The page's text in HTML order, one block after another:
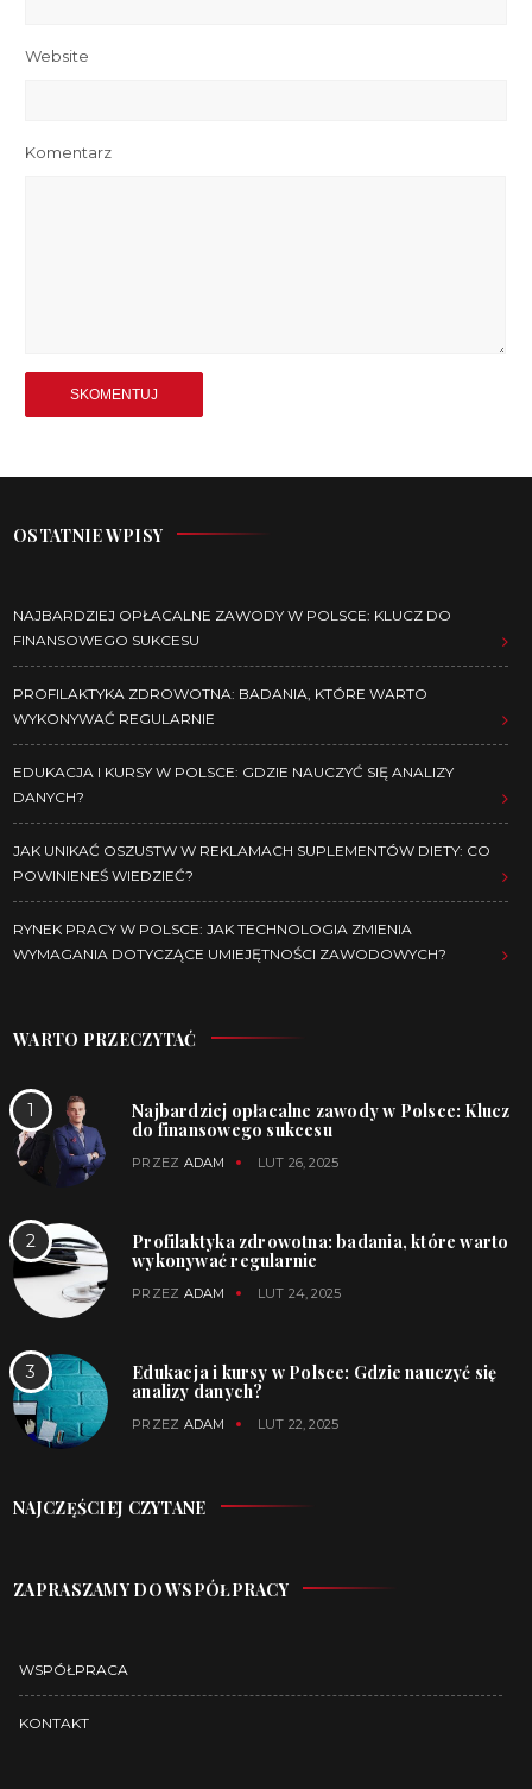
Website
Komentarz
OSTATNIE WPISY
NAJBARDZIEJ OPŁACALNE ZAWODY W POLSCE: KLUCZ DO
FINANSOWEGO SUKCESU
PROFILAKTYKA ZDROWOTNA: BADANIA, KTÓRE WARTO
WYKONYWAĆ REGULARNIE
EDUKACJA I KURSY W POLSCE: GDZIE NAUCZYĆ SIĘ ANALIZY
DANYCH?
JAK UNIKAĆ OSZUSTW W REKLAMACH SUPLEMENTÓW DIETY: CO
POWINIENEŚ WIEDZIEĆ?
RYNEK PRACY W POLSCE: JAK TECHNOLOGIA ZMIENIA
WYMAGANIA DOTYCZĄCE UMIEJĘTNOŚCI ZAWODOWYCH?
WARTO PRZECZYTAĆ
Najbardziej opłacalne zawody w Polsce: Klucz
do finansowego sukcesu
PRZEZ ADAM LUT 26, 2025
Profilaktyka zdrowotna: badania, które warto
wykonywać regularnie
PRZEZ ADAM LUT 24, 2025
Edukacja i kursy w Polsce: Gdzie nauczyć się
analizy danych?
PRZEZ ADAM LUT 22, 2025
NAJCZĘŚCIEJ CZYTANE
ZAPRASZAMY DO WSPÓŁPRACY
WSPÓŁPRACA
KONTAKT